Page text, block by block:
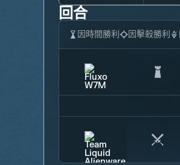
回合
因時間勝利 因擊殺勝利